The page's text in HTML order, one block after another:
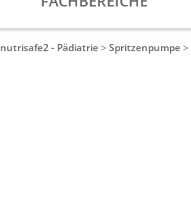
nutrisafe2 - Pädiatrie> Spritzenpumpe>